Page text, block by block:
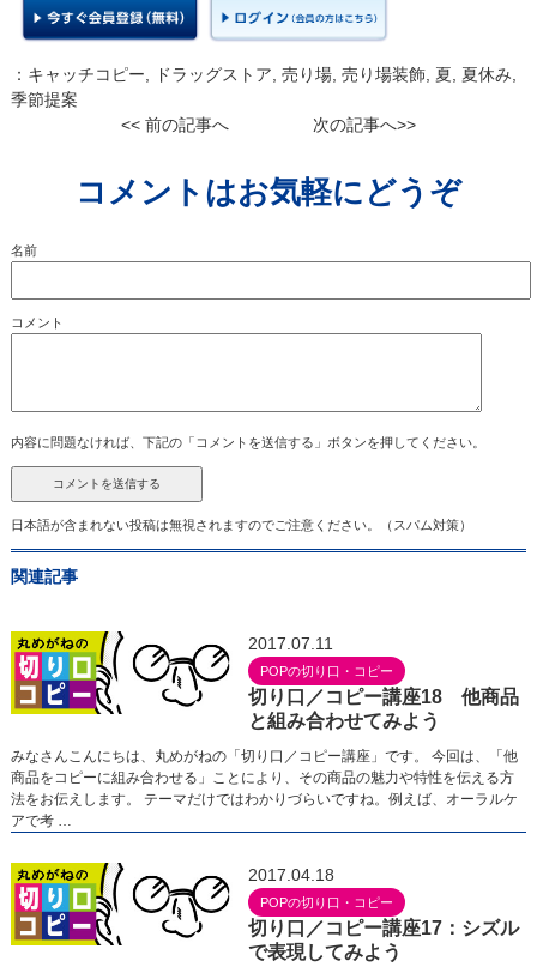
： キャッチコピー ドラッグストア 売り場, 売り場装飾, 夏 夏休み
季節提案
<< 前の記事へ
次の記事へ>>
コメントはお気軽にどうぞ
名前
コメント
内容に問題なければ、下記の「コメントを送信する」ボタンを押してください。
日本語が含まれない投稿は無視されますのでご注意ください。（スパム対策）
関連記事
2017.07.11
POPの切り口・コピー
切り口／コピー講座18 他商品
と組み合わせてみよう
みなさんこんにちは、丸めがねの「切り口／コピー講座」です。 今回は、「他
商品をコピーに組み合わせる」ことにより、その商品の魅力や特性を伝える方
法をお伝えします。 テーマだけではわかりづらいですね。例えば、オーラルケ
アで考 …
2017.04.18
POPの切り口・コピー
切り口／コピー講座17：シズル
で表現してみよう